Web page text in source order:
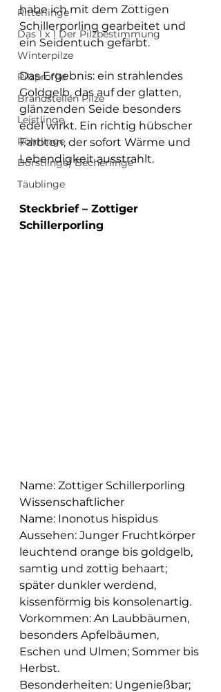
Ritterlinge
Das 1 x 1 Der Pilzbestimmung
Winterpilze
Pilzprofile
Brandstellen Pilze
Leistlinge
Röhrlinge
Borstlinge) Becherlinge
Täublinge
habe ich mit dem Zottigen
Schillerporling gearbeitet und
ein Seidentuch gefärbt.
Das Ergebnis: ein strahlendes
Goldgelb, das auf der glatten,
glänzenden Seide besonders
edel wirkt. Ein richtig hübscher
Farbton, der sofort Wärme und
Lebendigkeit ausstrahlt.
Steckbrief – Zottiger
Schillerporling
Name: Zottiger Schillerporling
Wissenschaftlicher
Name: Inonotus hispidus
Aussehen: Junger Fruchtkörper
leuchtend orange bis goldgelb,
samtig und zottig behaart;
später dunkler werdend,
kissenförmig bis konsolenartig.
Vorkommen: An Laubbäumen,
besonders Apfelbäumen,
Eschen und Ulmen; Sommer bis
Herbst.
Besonderheiten: Ungenießbar;